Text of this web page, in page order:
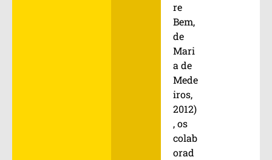
re
Bem,
de
Mari
a de
Mede
iros,
2012)
, os
colab
orad